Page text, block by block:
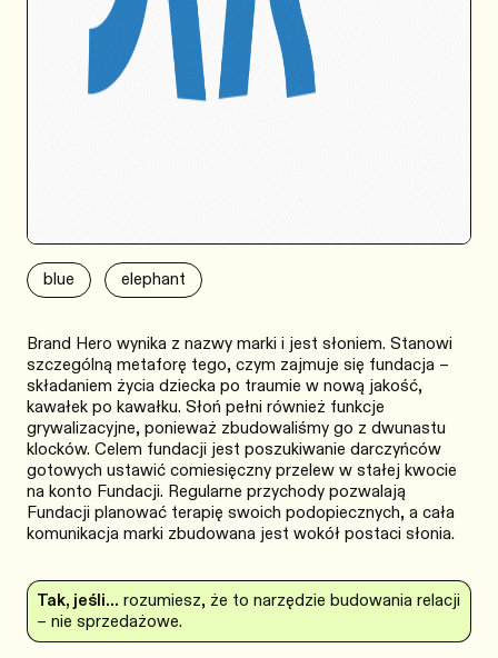
blue elephant
Brand Hero wynika z nazwy marki i jest słoniem. Stanowi
szczególną metaforę tego, czym zajmuje się fundacja –
składaniem życia dziecka po traumie w nową jakość,
kawałek po kawałku. Słoń pełni również funkcje
grywalizacyjne, ponieważ zbudowaliśmy go z dwunastu
klocków. Celem fundacji jest poszukiwanie darczyńców
gotowych ustawić comiesięczny przelew w stałej kwocie
na konto Fundacji. Regularne przychody pozwalają
Fundacji planować terapię swoich podopiecznych, a cała
komunikacja marki zbudowana jest wokół postaci słonia.
Tak, jeśli… rozumiesz, że to narzędzie budowania relacji
– nie sprzedażowe.